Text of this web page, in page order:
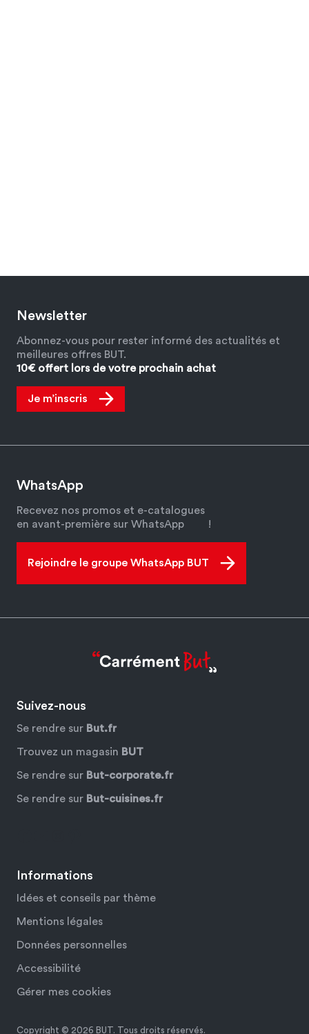
Newsletter
Abonnez-vous pour rester informé des actualités et
meilleures offres BUT.
10€ offert lors de votre prochain achat
Je m’inscris
WhatsApp
Recevez nos promos et e-catalogues
en avant-première sur WhatsApp
!
Rejoindre le groupe WhatsApp BUT
Informations
Idées et conseils par thème
Mentions légales
Données personnelles
Accessibilité
Gérer mes cookies
Suivez-nous
Se rendre sur But.fr
Trouvez un magasin BUT
Se rendre sur But-corporate.fr
Se rendre sur But-cuisines.fr
Copyright © 2026 BUT. Tous droits réservés.